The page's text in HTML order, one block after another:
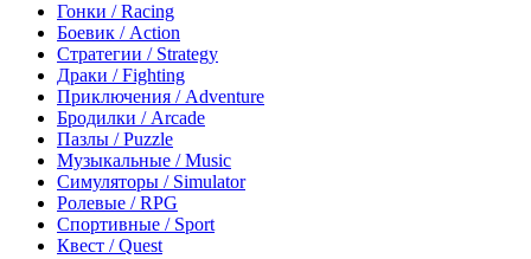
Гонки / Racing
Боевик / Action
Стратегии / Strategy
Драки / Fighting
Приключения / Adventure
Бродилки / Arcade
Пазлы / Puzzle
Музыкальные / Music
Симуляторы / Simulator
Ролевые / RPG
Спортивные / Sport
Квест / Quest